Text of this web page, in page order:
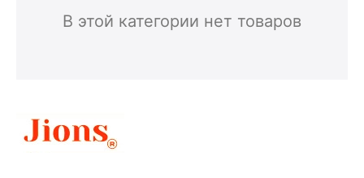
В этой категории нет товаров